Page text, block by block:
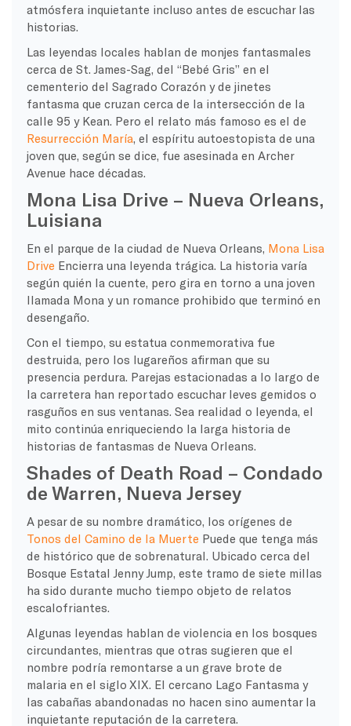
atmósfera inquietante incluso antes de escuchar las
historias.
Las leyendas locales hablan de monjes fantasmales
cerca de St. James-Sag, del “Bebé Gris” en el
cementerio del Sagrado Corazón y de jinetes
fantasma que cruzan cerca de la intersección de la
calle 95 y Kean. Pero el relato más famoso es el de
Resurrección María , el espíritu autoestopista de una
joven que, según se dice, fue asesinada en Archer
Avenue hace décadas.
Mona Lisa Drive – Nueva Orleans,
Luisiana
En el parque de la ciudad de Nueva Orleans, Mona Lisa
Drive Encierra una leyenda trágica. La historia varía
según quién la cuente, pero gira en torno a una joven
llamada Mona y un romance prohibido que terminó en
desengaño.
Con el tiempo, su estatua conmemorativa fue
destruida, pero los lugareños afirman que su
presencia perdura. Parejas estacionadas a lo largo de
la carretera han reportado escuchar leves gemidos o
rasguños en sus ventanas. Sea realidad o leyenda, el
mito continúa enriqueciendo la larga historia de
historias de fantasmas de Nueva Orleans.
Shades of Death Road – Condado
de Warren, Nueva Jersey
A pesar de su nombre dramático, los orígenes de
Tonos del Camino de la Muerte Puede que tenga más
de histórico que de sobrenatural. Ubicado cerca del
Bosque Estatal Jenny Jump, este tramo de siete millas
ha sido durante mucho tiempo objeto de relatos
escalofriantes.
Algunas leyendas hablan de violencia en los bosques
circundantes, mientras que otras sugieren que el
nombre podría remontarse a un grave brote de
malaria en el siglo XIX. El cercano Lago Fantasma y
las cabañas abandonadas no hacen sino aumentar la
inquietante reputación de la carretera.